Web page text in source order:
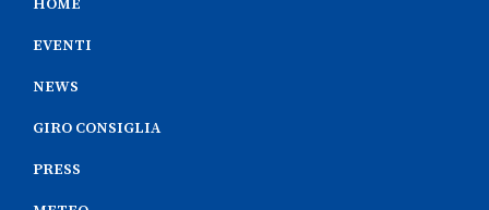
HOME
EVENTI
NEWS
GIRO CONSIGLIA
PRESS